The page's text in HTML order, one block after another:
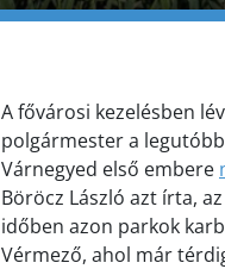
A fővárosi kezelésben
polgármester a
Várnegyed első embere
Böröcz László azt írta,
időben azon parkok
Vérmező, ahol már